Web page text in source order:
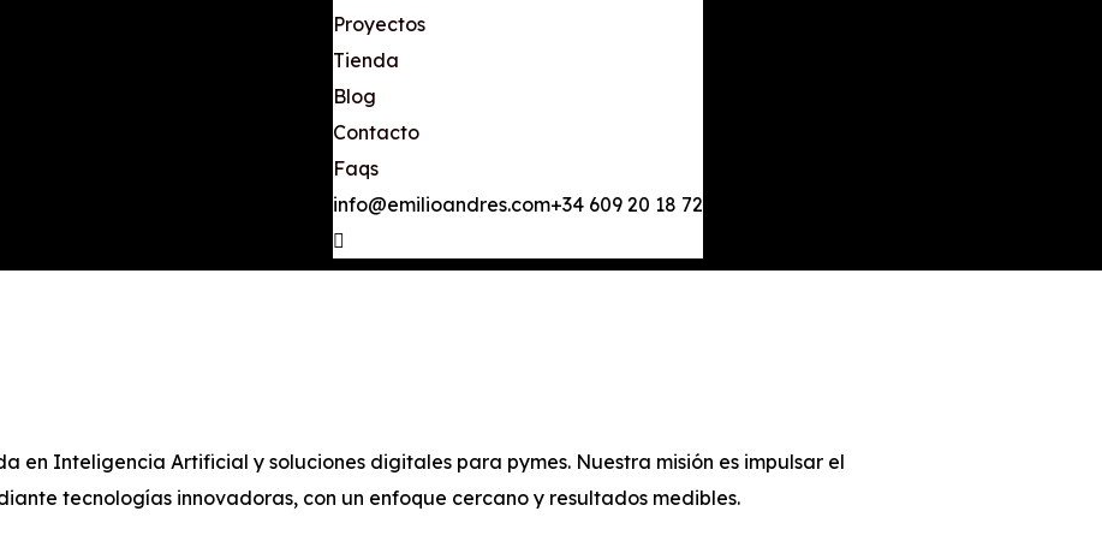
Proyectos
Tienda
Blog
Contacto
Faqs
info@emilioandres.com+34 609 20 18 72
en Inteligencia Artificial y soluciones digitales para pymes. Nuestra misión es impulsar el
tecnologías innovadoras, con un enfoque cercano y resultados medibles.